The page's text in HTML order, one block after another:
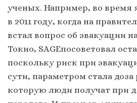
ученых. Например, во время
в 2011 году, когда на
встал вопрос об эвакуации
Токио, SAGEпосоветовал
поскольку риск при
сути, параметром стала
которую люди получат при